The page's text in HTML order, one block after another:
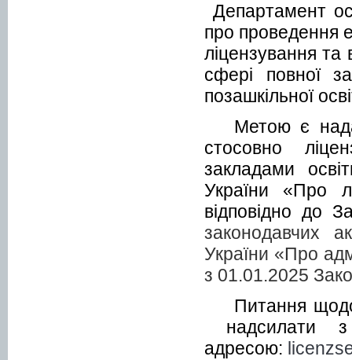
Департамент
про проведення
ліцензування та
сфері повної
позашкільної
Метою є
стосовно
закладами
України «Про
відповідно до
законодавчих
України «Про
з 01.01.2025
Питання
надсилати з
адресою: